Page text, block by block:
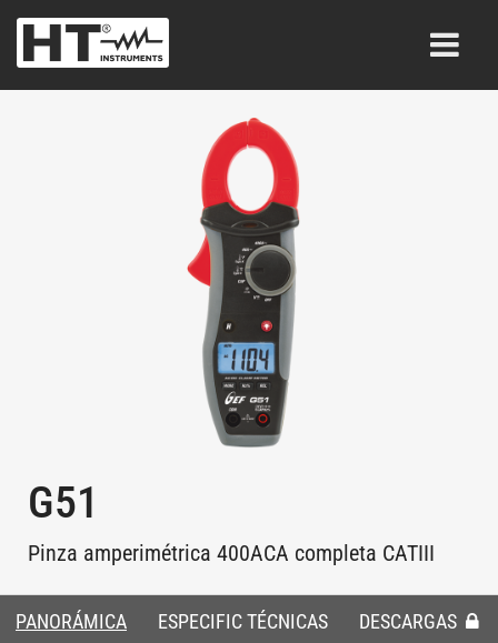
G51
Pinza amperimétrica 400ACA completa CATIII
PANORÁMICA ESPECIFIC TÉCNICAS DESCARGAS